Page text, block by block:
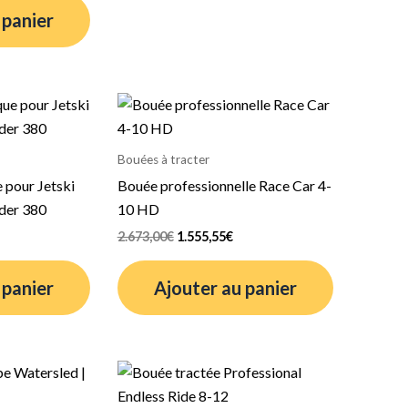
pour Jetski
380
Bouées à tracter
Bouée professionnelle Race Car 4-
10 HD
2.673,00€
Le
prix
2.673,00€.
1.555,55€
Le
Ajouter au panier
Le
initial
Le